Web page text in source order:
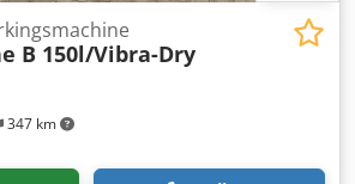
347 km
B 150l/Vibra-Dry